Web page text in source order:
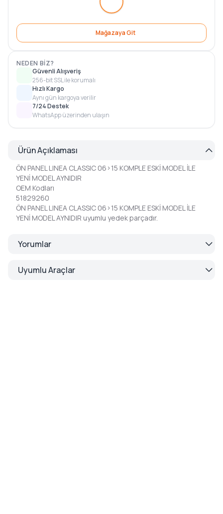
Mağazaya Git
NEDEN BIZ?
Güvenli Alışveriş
256-bit SSL ile korumalı
Hızlı Kargo
Aynı gün kargoya verilir
7/24 Destek
WhatsApp üzerinden ulaşın
Ürün Açıklaması
ÖN PANEL LINEA CLASSIC 06>15 KOMPLE ESKİ MODEL İLE
YENİ MODEL AYNIDIR
OEM Kodları
51829260
ÖN PANEL LINEA CLASSIC 06>15 KOMPLE ESKİ MODEL İLE
YENİ MODEL AYNIDIR uyumlu yedek parçadır.
Yorumlar
Uyumlu Araçlar